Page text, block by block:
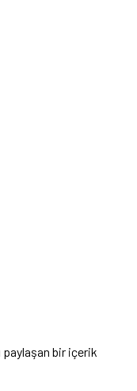
paylaşan bir içerik